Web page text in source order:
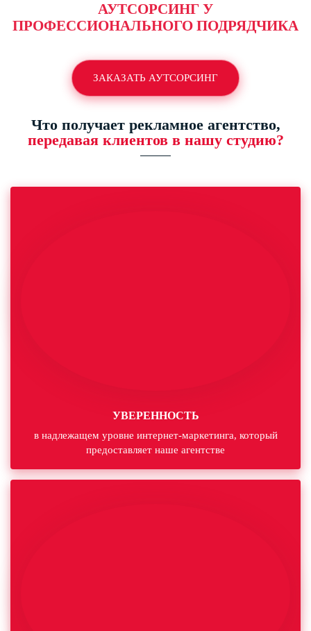
АУТСОРСИНГ У
ПРОФЕССИОНАЛЬНОГО ПОДРЯДЧИКА
ЗАКАЗАТЬ АУТСОРСИНГ
Что получает рекламное агентство,
передавая клиентов в нашу студию?
УВЕРЕННОСТЬ
в надлежащем уровне интернет-маркетинга, который
предоставляет наше агентстве